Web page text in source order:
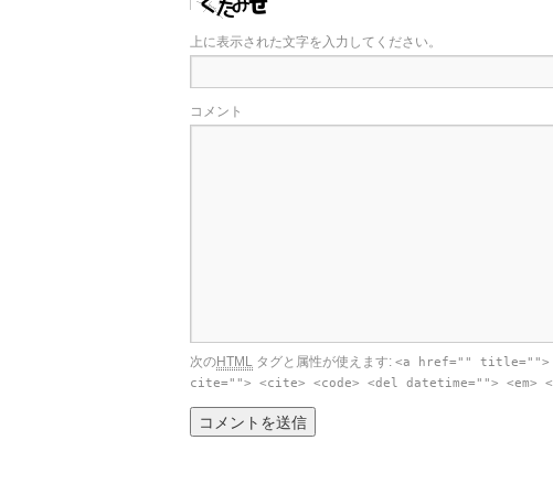
上に表示された文字を入力してください。
コメント
次のHTML タグと属性が使えます: <a href="" title="">
cite=""> <cite> <code> <del datetime="">